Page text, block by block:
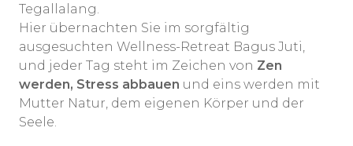
Tegallalang.
Hier übernachten Sie im sorgfältig
ausgesuchten Wellness-Retreat Bagus Juti,
und jeder Tag steht im Zeichen von Zen
werden, Stress abbauen und eins werden mit
Mutter Natur, dem eigenen Körper und der
Seele.